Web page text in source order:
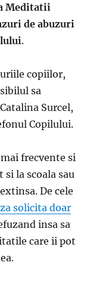
Meditatii
de abuzuri
.
copiilor,
sa
Catalina Surcel,
Copilului.
frecvente si
la scoala sau
De cele
solicita doar
insa sa
care ii pot